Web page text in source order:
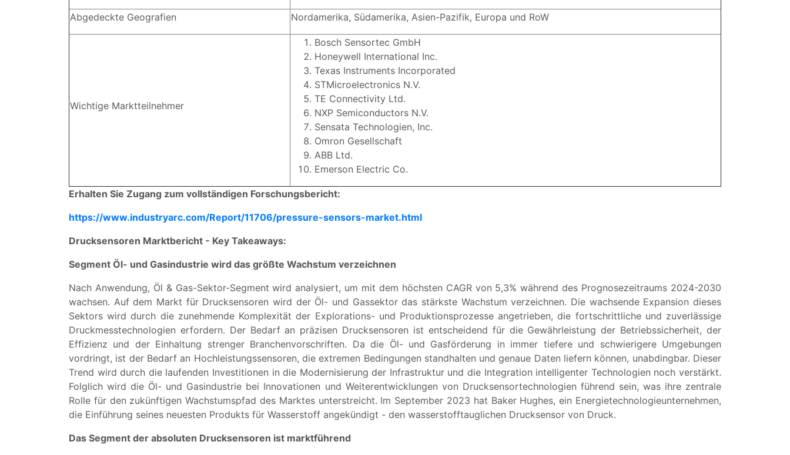
Abgedeckte Geografien Nordamerika, Südamerika, Asien-Pazifik, Europa und RoW
Wichtige Marktteilnehmer
Bosch Sensortec GmbH
Honeywell International Inc.
Texas Instruments Incorporated
STMicroelectronics N.V.
TE Connectivity Ltd.
NXP Semiconductors N.V.
Sensata Technologien, Inc.
Omron Gesellschaft
ABB Ltd.
Emerson Electric Co.
Erhalten Sie Zugang zum vollständigen Forschungsbericht:
https://www.industryarc.com/Report/11706/pressure-sensors-market.html
Drucksensoren Marktbericht - Key Takeaways:
Segment Öl- und Gasindustrie wird das größte Wachstum verzeichnen
Nach Anwendung, Öl & Gas-Sektor-Segment wird analysiert, um mit dem höchsten CAGR von 5,3% während des Prognosezeitraums 2024-2030
wachsen. Auf dem Markt für Drucksensoren wird der Öl- und Gassektor das stärkste Wachstum verzeichnen. Die wachsende Expansion dieses
Sektors wird durch die zunehmende Komplexität der Explorations- und Produktionsprozesse angetrieben, die fortschrittliche und zuverlässige
Druckmesstechnologien erfordern. Der Bedarf an präzisen Drucksensoren ist entscheidend für die Gewährleistung der Betriebssicherheit, der
Effizienz und der Einhaltung strenger Branchenvorschriften. Da die Öl- und Gasförderung in immer tiefere und schwierigere Umgebungen
vordringt, ist der Bedarf an Hochleistungssensoren, die extremen Bedingungen standhalten und genaue Daten liefern können, unabdingbar. Dieser
Trend wird durch die laufenden Investitionen in die Modernisierung der Infrastruktur und die Integration intelligenter Technologien noch verstärkt.
Folglich wird die Öl- und Gasindustrie bei Innovationen und Weiterentwicklungen von Drucksensortechnologien führend sein, was ihre zentrale
Rolle für den zukünftigen Wachstumspfad des Marktes unterstreicht. Im September 2023 hat Baker Hughes, ein Energietechnologieunternehmen,
die Einführung seines neuesten Produkts für Wasserstoff angekündigt - den wasserstofftauglichen Drucksensor von Druck.
Das Segment der absoluten Drucksensoren ist marktführend